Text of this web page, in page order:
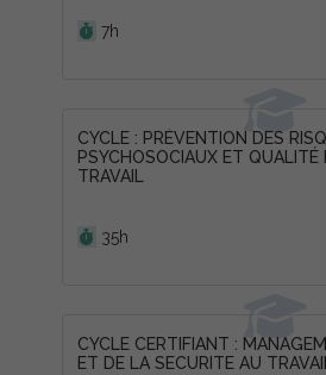
7h
CYCLE : PRÉVENTION DES
PSYCHOSOCIAUX ET QUALITÉ
TRAVAIL
35h
CYCLE CERTIFIANT :
ET DE LA SECURITE AU TRAVAIL